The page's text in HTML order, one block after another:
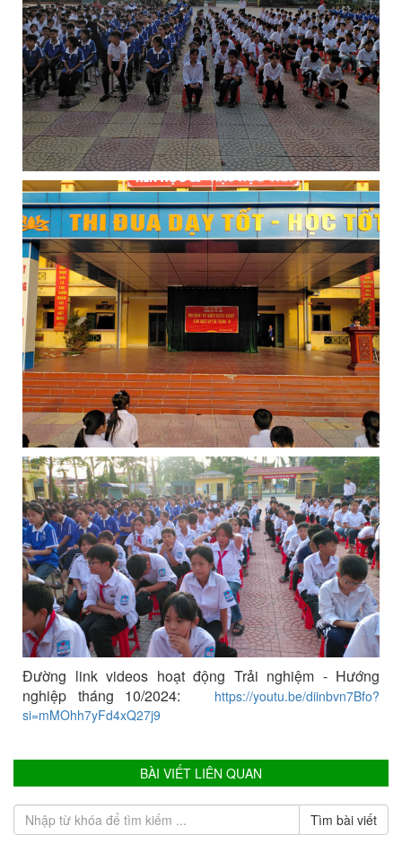
Đường link videos hoạt động Trải nghiệm - Hướng
nghiệp tháng 10/2024:
https://youtu.be/diinbvn7Bfo?
si=mMOhh7yFd4xQ27j9
BÀI VIẾT LIÊN QUAN